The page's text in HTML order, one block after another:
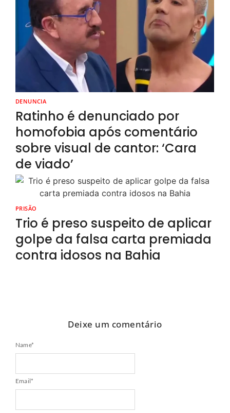
DENUNCIA
Ratinho é denunciado por
homofobia após comentário
sobre visual de cantor: ‘Cara
de viado’
PRISÃO
Trio é preso suspeito de aplicar
golpe da falsa carta premiada
contra idosos na Bahia
Deixe um comentário
Name*
Email*